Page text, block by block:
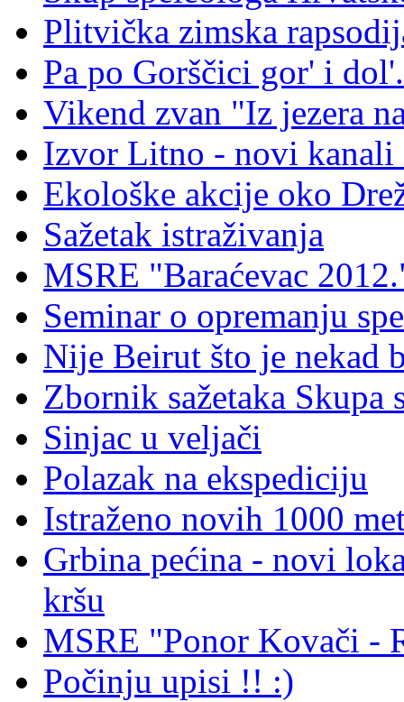
Plitvička zimska
Pa po Gorščici gor' i
Vikend zvan "Iz jezera
Izvor Litno - novi
Ekološke akcije oko
Sažetak istraživanja
MSRE "Baraćevac
Seminar o opremanju
Nije Beirut što je nekad
Zbornik sažetaka Skupa
Sinjac u veljači
Polazak na ekspediciju
Istraženo novih 1000
Grbina pećina - novi
kršu
MSRE "Ponor Kovači -
Počinju upisi !! :)